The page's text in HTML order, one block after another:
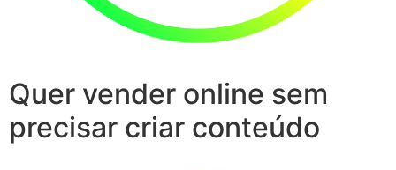
Quer vender online sem
precisar criar conteúdo